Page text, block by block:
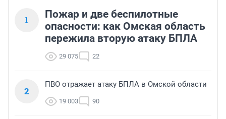
1
Пожар и две беспилотные
опасности: как Омская область
пережила вторую атаку БПЛА
29 075 22
2
ПВО отражает атаку БПЛА в Омской области
19 003 90